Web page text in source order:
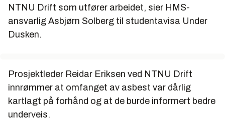
NTNU Drift som utfører arbeidet, sier HMS-
ansvarlig Asbjørn Solberg til studentavisa Under
Dusken.
Prosjektleder Reidar Eriksen ved NTNU Drift
innrømmer at omfanget av asbest var dårlig
kartlagt på forhånd og at de burde informert bedre
underveis.